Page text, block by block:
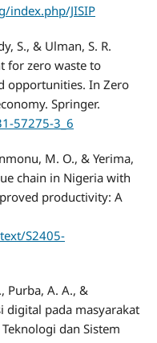
index.php/JISIP
S., & Ulman, S. R.
for zero waste to
opportunities. In Zero
Springer.
57275-3_6
M. O., & Yerima,
chain in Nigeria with
productivity: A
S2405-
Purba, A. A., &
digital pada masyarakat
dan Sistem